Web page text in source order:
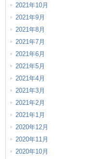
2021年10月
2021年9月
2021年8月
2021年7月
2021年6月
2021年5月
2021年4月
2021年3月
2021年2月
2021年1月
2020年12月
2020年11月
2020年10月